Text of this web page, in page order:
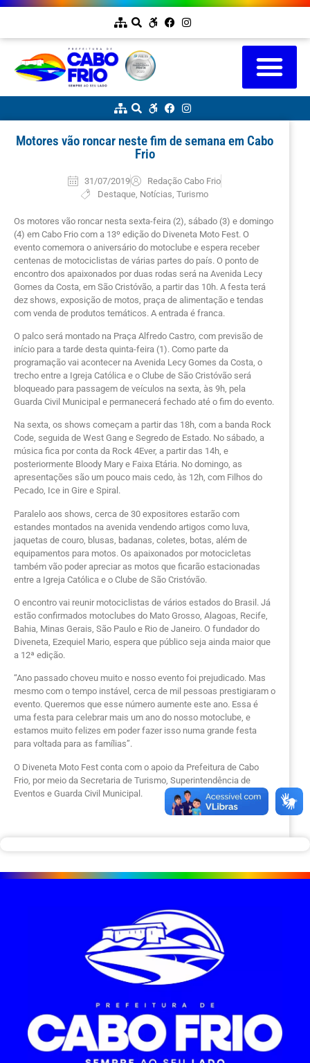
Motores vão roncar neste fim de semana em Cabo
Frio
31/07/2019
Redação Cabo Frio
Destaque, Notícias Turismo
Os motores vão roncar nesta sexta-feira (2), sábado (3) e domingo
(4) em Cabo Frio com a 13º edição do Diveneta Moto Fest. O
evento comemora o aniversário do motoclube e espera receber
centenas de motociclistas de várias partes do país. O ponto de
encontro dos apaixonados por duas rodas será na Avenida Lecy
Gomes da Costa, em São Cristóvão, a partir das 10h. A festa terá
dez shows, exposição de motos, praça de alimentação e tendas
com venda de produtos temáticos. A entrada é franca.
O palco será montado na Praça Alfredo Castro, com previsão de
início para a tarde desta quinta-feira (1). Como parte da
programação vai acontecer na Avenida Lecy Gomes da Costa, o
trecho entre a Igreja Católica e o Clube de São Cristóvão será
bloqueado para passagem de veículos na sexta, às 9h, pela
Guarda Civil Municipal e permanecerá fechado até o fim do evento.
Na sexta, os shows começam a partir das 18h, com a banda Rock
Code, seguida de West Gang e Segredo de Estado. No sábado, a
música fica por conta da Rock 4Ever, a partir das 14h, e
posteriormente Bloody Mary e Faixa Etária. No domingo, as
apresentações são um pouco mais cedo, às 12h, com Filhos do
Pecado, Ice in Gire e Spiral.
Paralelo aos shows, cerca de 30 expositores estarão com
estandes montados na avenida vendendo artigos como luva,
jaquetas de couro, blusas, badanas, coletes, botas, além de
equipamentos para motos. Os apaixonados por motocicletas
também vão poder apreciar as motos que ficarão estacionadas
entre a Igreja Católica e o Clube de São Cristóvão.
O encontro vai reunir motociclistas de vários estados do Brasil. Já
estão confirmados motoclubes do Mato Grosso, Alagoas, Recife,
Bahia, Minas Gerais, São Paulo e Rio de Janeiro. O fundador do
Diveneta, Ezequiel Mario, espera que público seja ainda maior que
a 12ª edição.
“Ano passado choveu muito e nosso evento foi prejudicado. Mas
mesmo com o tempo instável, cerca de mil pessoas prestigiaram o
evento. Queremos que esse número aumente este ano. Essa é
uma festa para celebrar mais um ano do nosso motoclube, e
estamos muito felizes em poder fazer isso numa grande festa
para voltada para as famílias”.
O Diveneta Moto Fest conta com o apoio da Prefeitura de Cabo
Frio, por meio da Secretaria de Turismo, Superintendência de
Eventos e Guarda Civil Municipal.